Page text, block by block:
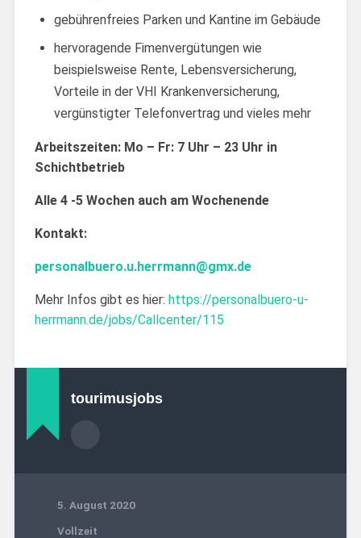
gebührenfreies Parken und Kantine im Gebäude
hervoragende Fimenvergütungen wie
beispielsweise Rente, Lebensversicherung,
Vorteile in der VHI Krankenversicherung,
vergünstigter Telefonvertrag und vieles mehr
Arbeitszeiten: Mo – Fr: 7 Uhr – 23 Uhr in
Schichtbetrieb
Alle 4 -5 Wochen auch am Wochenende
Kontakt:
personalbuero.u.herrmann@gmx.de
Mehr Infos gibt es hier: https://personalbuero-u-
herrmann.de/jobs/Callcenter/115
tourimusjobs
5. August 2020
Vollzeit